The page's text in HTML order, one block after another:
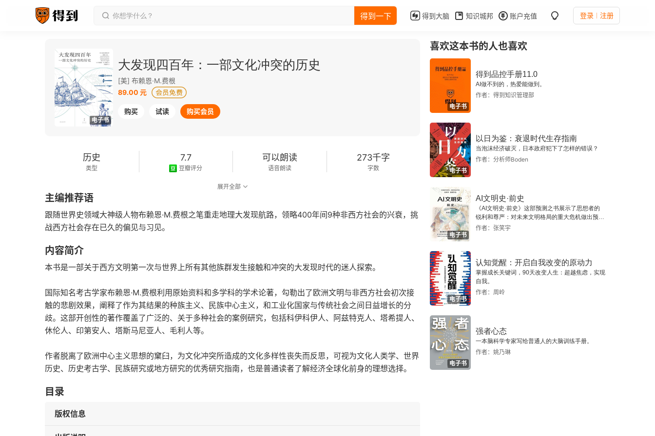
得到一下 得到大脑 知识城邦 账户充值 登录 注册
电子书
大发现四百年：一部文化冲突的历史
[美] 布赖恩·M.费根
89.00 元
购买 试读 购买会员
历史
类型
7.7
豆瓣评分
可以朗读
语音朗读
273千字
字数
发行日期
展开全部
主编推荐语
跟随世界史领域大神级人物布赖恩·M.费根之笔重走地理大发现航路，领略400年间9种非西方社会的兴衰，挑
战西方社会存在已久的偏见与习见。
内容简介
本书是一部关于西方文明第一次与世界上所有其他族群发生接触和冲突的大发现时代的迷人探索。
国际知名考古学家布赖恩·M.费根利用原始资料和多学科的学术论著，勾勒出了欧洲文明与非西方社会初次接
触的悲剧效果，阐释了作为其结果的种族主义、民族中心主义，和工业化国家与传统社会之间日益增长的分
歧。这部开创性的著作覆盖了广泛的、关于多种社会的案例研究，包括科伊科伊人、阿兹特克人、塔希提人、
休伦人、印第安人、塔斯马尼亚人、毛利人等。
作者脱离了欧洲中心主义思想的窠臼，为文化冲突所造成的文化多样性丧失而反思，可视为文化人类学、世界
历史、历史考古学、民族研究或地方研究的优秀研究指南，也是普通读者了解经济全球化前身的理想选择。
目录
版权信息
喜欢这本书的人也喜欢
电子书
得到品控手册11.0
AI做不到的，热爱能做到。
作者：得到知识管理部
电子书
以日为鉴：衰退时代生存指南
当泡沫经济破灭，日本政府犯下了怎样的错误？
作者：分析师Boden
电子书
AI文明史·前史
《AI文明史·前史》这部预测之书展示了思想者的
锐利和尊严：对未来文明格局的重大危机做出预
警，提示人类做出智慧的选择。
作者：张笑宇
电子书
认知觉醒：开启自我改变的原动力
掌握成长关键词，90天改变人生：超越焦虑，实现
自我。
作者：周岭
电子书
强者心态
一本脑科学专家写给普通人的大脑训练手册。
作者：姚乃琳